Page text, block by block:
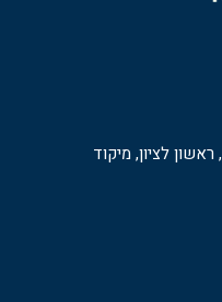
| רח' הנצי"ב מוולוז'ין 4, ראשון לציון, מיקוד